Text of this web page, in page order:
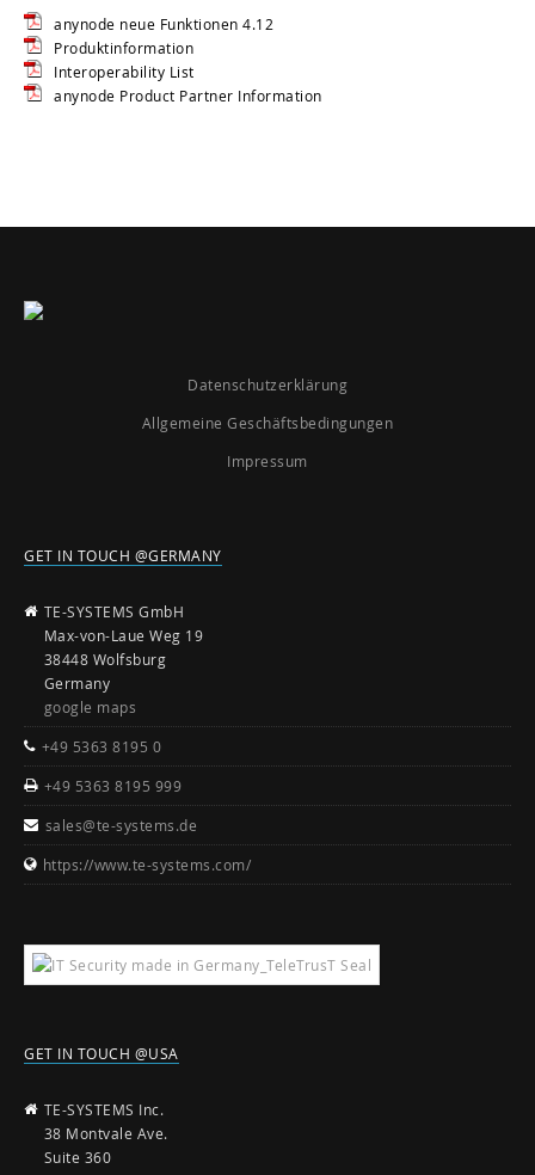
anynode neue Funktionen 4.12
Produktinformation
Interoperability List
anynode Product Partner Information
Datenschutzerklärung
Allgemeine Geschäftsbedingungen
Impressum
GET IN TOUCH @GERMANY
TE-SYSTEMS GmbH
Max-von-Laue Weg 19
38448 Wolfsburg
Germany
google maps
+49 5363 8195 0
+49 5363 8195 999
sales@te-systems.de
https://www.te-systems.com/
GET IN TOUCH @USA
TE-SYSTEMS Inc.
38 Montvale Ave.
Suite 360